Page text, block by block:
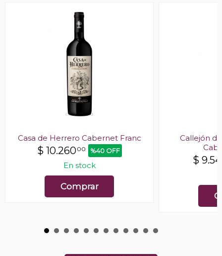
Casa de Herrero Cabernet Franc
$ 10.26000 %40 OFF
En stock
Comprar
Callejón
$